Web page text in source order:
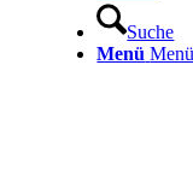
Suche
Menü Menü